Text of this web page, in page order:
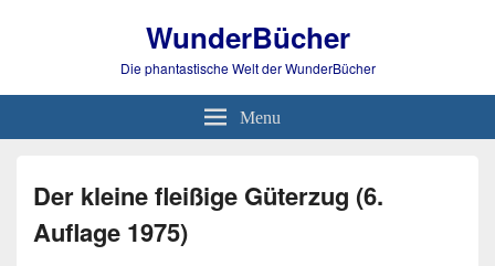
WunderBücher
Die phantastische Welt der WunderBücher
Menu
Der kleine fleißige Güterzug (6.
Auflage 1975)